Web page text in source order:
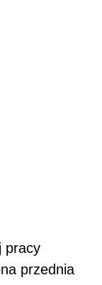
pracy
przednia